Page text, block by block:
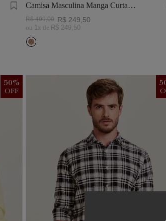
Camisa Masculina Manga Curta
Visco Linho
R$ 499,00 R$ 249 50
ou 1 x de R$ 249 50
50%
OFF